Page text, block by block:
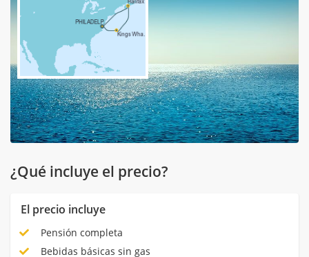
¿Qué incluye el precio?
El precio incluye
Pensión completa
Bebidas básicas sin gas